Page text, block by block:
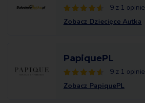
9 z 1 opinie
Zobacz Dziecięce Autka
PapiquePL
9 z 1 opinie
Zobacz PapiquePL